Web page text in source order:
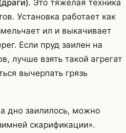
Это тяжелая техника
Установка работает как
ил и выкачивает
Если пруд заилен на
лучше взять такой агрегат
вычерпать грязь
дно заилилось, можно
скарификации».